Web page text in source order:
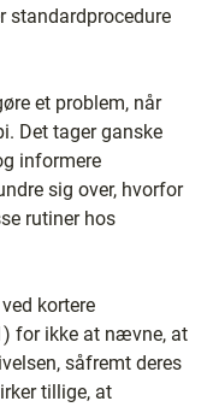
standardprocedure
et problem, når
Det tager ganske
informere
sig over, hvorfor
rutiner hos
kortere
for ikke at nævne, at
såfremt deres
tillige, at